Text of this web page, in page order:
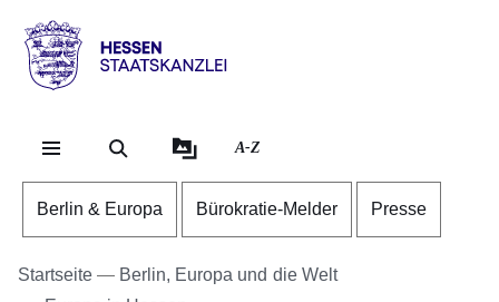
Hessen
Staatskanzlei
A-Z
Berlin & Europa Bürokratie-Melder Presse
Startseite
Berlin, Europa und die Welt